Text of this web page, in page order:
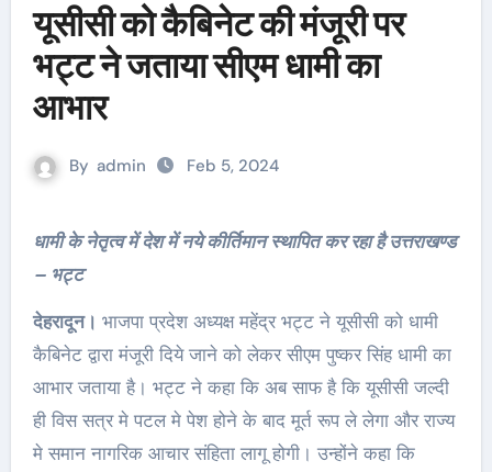
यूसीसी को कैबिनेट की मंजूरी पर
भट्ट ने जताया सीएम धामी का
आभार
By admin Feb 5, 2024
धामी के नेतृत्व में देश में नये कीर्तिमान स्थापित कर रहा है उत्तराखण्ड
– भट्ट
देहरादून। भाजपा प्रदेश अध्यक्ष महेंद्र भट्ट ने यूसीसी को धामी
कैबिनेट द्वारा मंजूरी दिये जाने को लेकर सीएम पुष्कर सिंह धामी का
आभार जताया है। भट्ट ने कहा कि अब साफ है कि यूसीसी जल्दी
ही विस सत्र मे पटल मे पेश होने के बाद मूर्त रूप ले लेगा और राज्य
मे समान नागरिक आचार संहिता लागू होगी। उन्होंने कहा कि